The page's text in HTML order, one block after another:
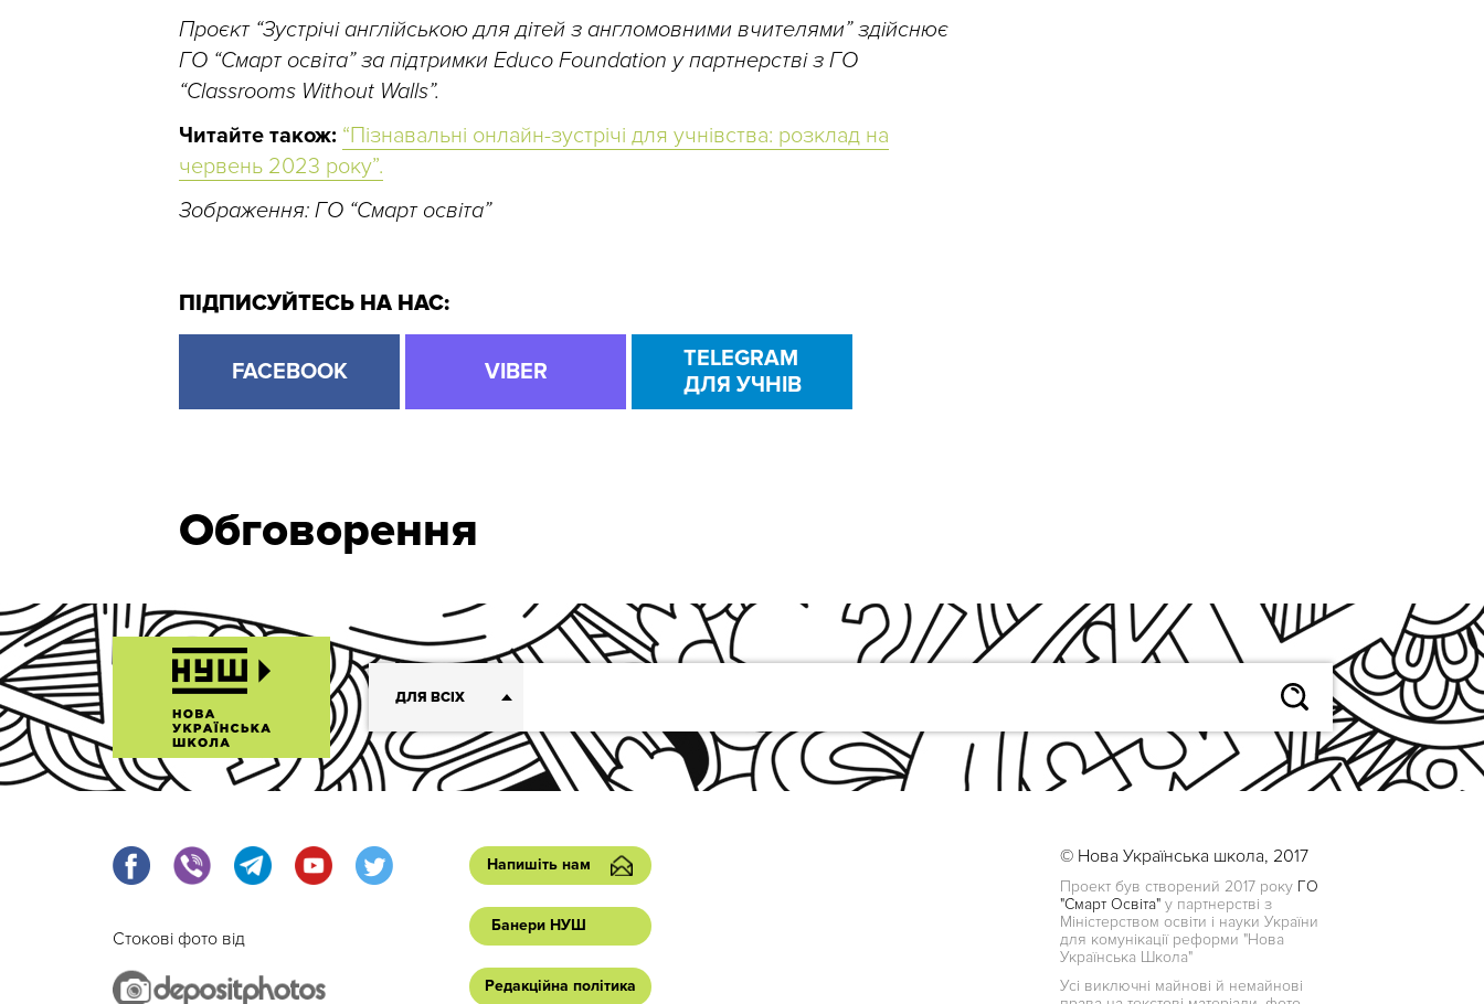
Проєкт “Зустрічі англійською для дітей з англомовними вчителями” здійснює
ГО “Смарт освіта” за підтримки Educo Foundation у партнерстві з ГО
“Classrooms Without Walls”.
Читайте також: “Пізнавальні онлайн-зустрічі для учнівства: розклад на
червень 2023 року”.
Зображення: ГО “Смарт освіта”
ПІДПИСУЙТЕСЬ НА НАС:
FACEBOOK VIBER
TELEGRAM
ДЛЯ УЧНІВ
Обговорення
ДЛЯ ВСІХ
Стокові фото від
Напишіть нам
Банери НУШ
Редакційна політика
© Нова Українська школа, 2017
Проект був створений 2017 року ГО
"Смарт Освіта" у партнерстві з
Міністерством освіти і науки України
для комунікації реформи "Нова
Українська Школа"
Усі виключні майнові й немайнові